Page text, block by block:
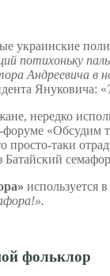
украинские
потихоньку
Андреевича в
Януковича: «
нередко
«Обсудим
просто-таки
используется
фольклор